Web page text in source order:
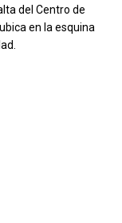
del Centro de
en la esquina